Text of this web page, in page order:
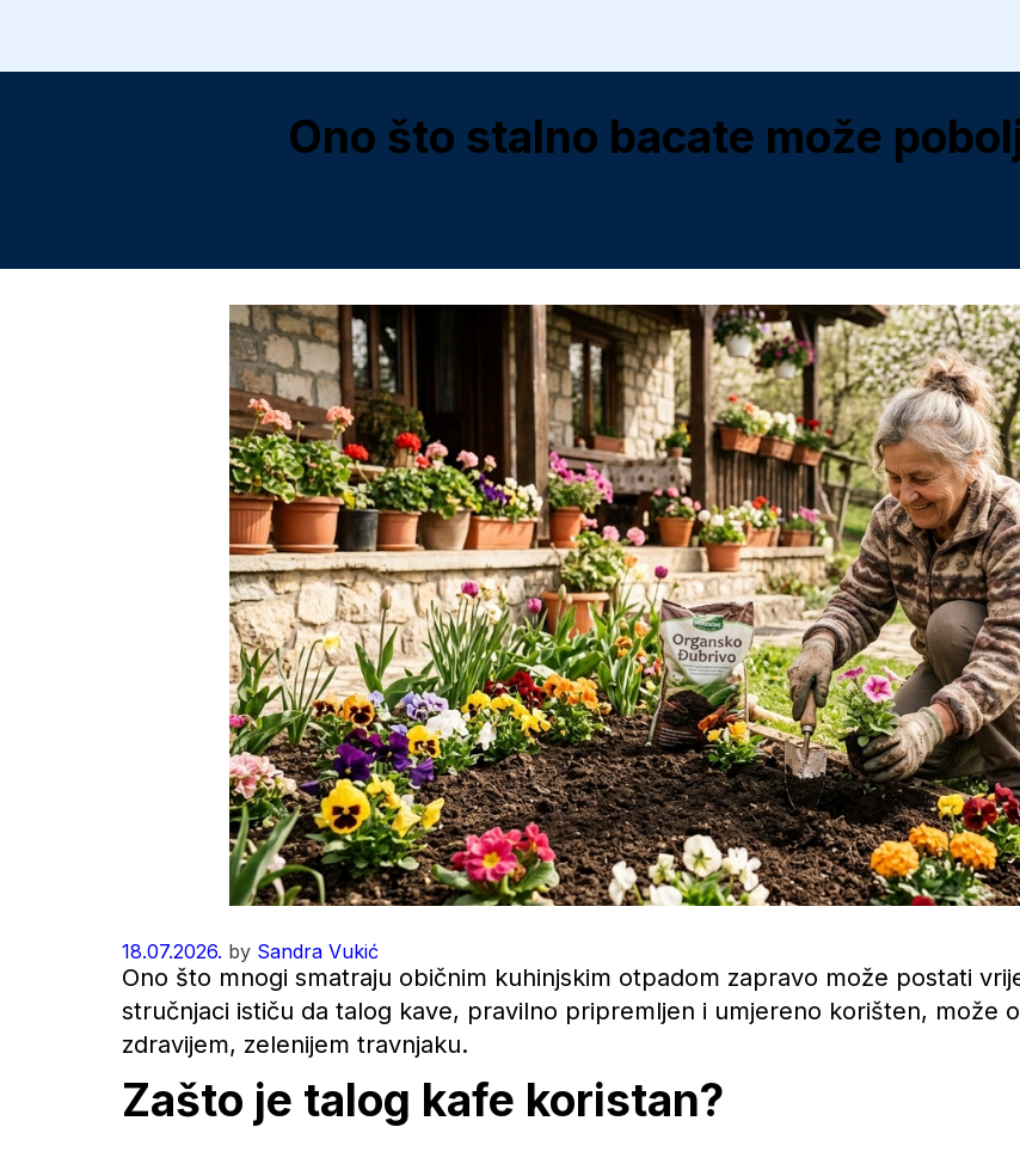
Ono što stalno bacate može
18.07.2026. by Sandra Vukić
Ono što mnogi smatraju običnim kuhinjskim otpadom zapravo može postati
stručnjaci ističu da talog kave, pravilno pripremljen i umjereno korišten, može
zdravijem, zelenijem travnjaku.
Zašto je talog kafe koristan?